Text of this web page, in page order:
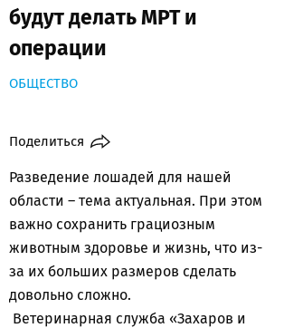
будут делать МРТ и
операции
ОБЩЕСТВО
Поделиться
Разведение лошадей для нашей
области – тема актуальная. При этом
важно сохранить грациозным
животным здоровье и жизнь, что из-
за их больших размеров сделать
довольно сложно.
Ветеринарная служба «Захаров и